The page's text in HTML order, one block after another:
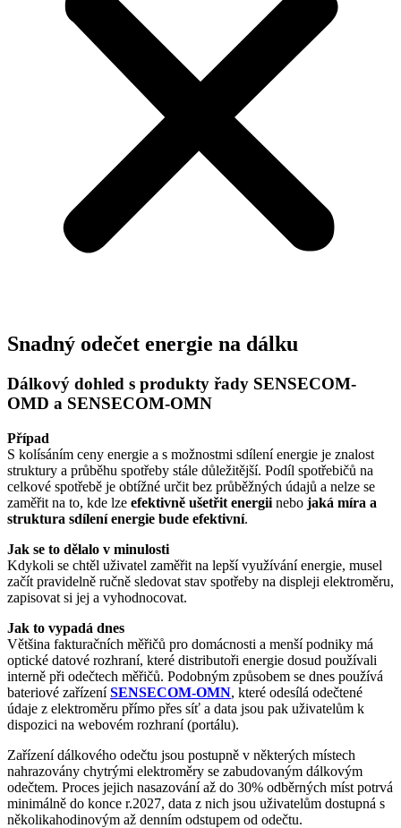
Snadný odečet energie na dálku
Dálkový dohled s produkty řady SENSECOM-
OMD a SENSECOM-OMN
Případ
S kolísáním ceny energie a s možnostmi sdílení energie je znalost
struktury a průběhu spotřeby stále důležitější. Podíl spotřebičů na
celkové spotřebě je obtížné určit bez průběžných údajů a nelze se
zaměřit na to, kde lze efektivně ušetřit energii nebo jaká míra a
struktura sdílení energie bude efektivní.
Jak se to dělalo v minulosti
Kdykoli se chtěl uživatel zaměřit na lepší využívání energie, musel
začít pravidelně ručně sledovat stav spotřeby na displeji elektroměru,
zapisovat si jej a vyhodnocovat.
Jak to vypadá dnes
Většina fakturačních měřičů pro domácnosti a menší podniky má
optické datové rozhraní, které distributoři energie dosud používali
interně při odečtech měřičů. Podobným způsobem se dnes používá
bateriové zařízeníSENSECOM-OMN, které odesílá odečtené
údaje z elektroměru přímo přes síť a data jsou pak uživatelům k
dispozici na webovém rozhraní (portálu).
Zařízení dálkového odečtu jsou postupně v některých místech
nahrazovány chytrými elektroměry se zabudovaným dálkovým
odečtem. Proces jejich nasazování až do 30% odběrných míst potrvá
minimálně do konce r.2027, data z nich jsou uživatelům dostupná s
několikahodinovým až denním odstupem od odečtu.